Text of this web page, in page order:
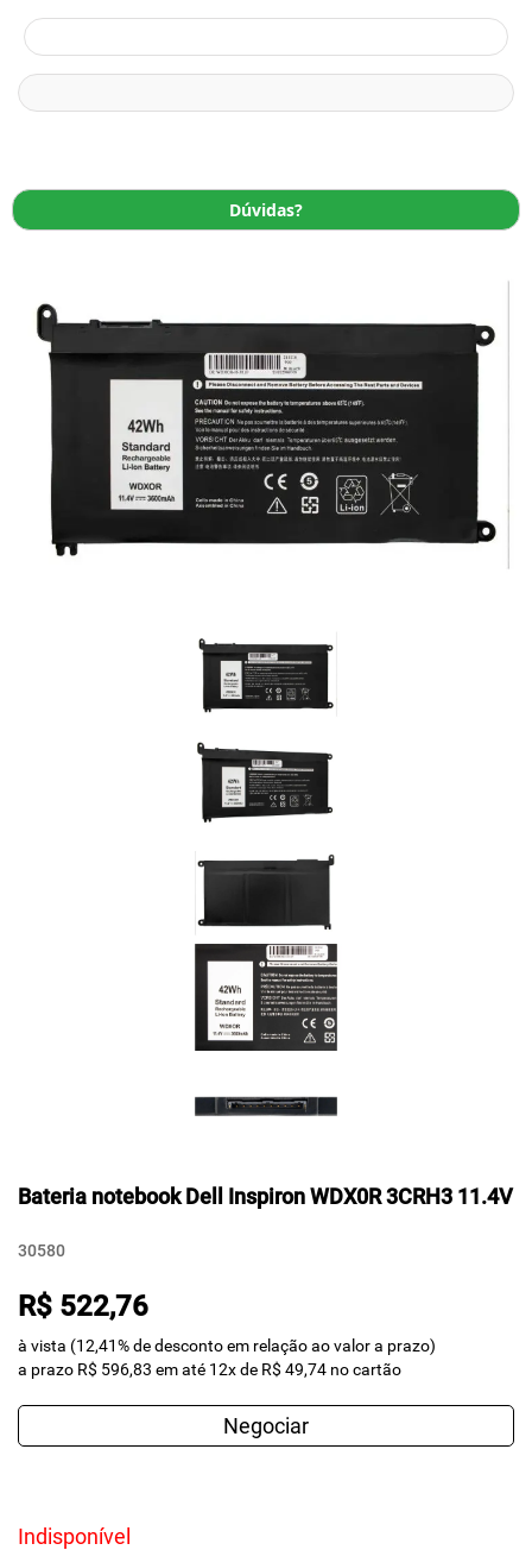
Dúvidas?
Bateria notebook Dell Inspiron WDX0R 3CRH3 11.4V
30580
R$ 522,76
à vista (12,41% de desconto em relação ao valor a prazo)
a prazo R$ 596,83 em até 12x de R$ 49,74 no cartão
Negociar
Indisponível